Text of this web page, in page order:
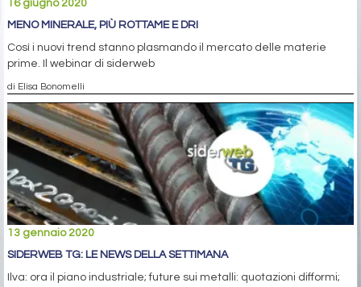
16 giugno 2020
MENO MINERALE, PIÙ ROTTAME E DRI
Così i nuovi trend stanno plasmando il mercato delle materie
prime. Il webinar di siderweb
di Elisa Bonomelli
13 gennaio 2020
SIDERWEB TG: LE NEWS DELLA SETTIMANA
Ilva: ora il piano industriale; future sui metalli: quotazioni difformi;